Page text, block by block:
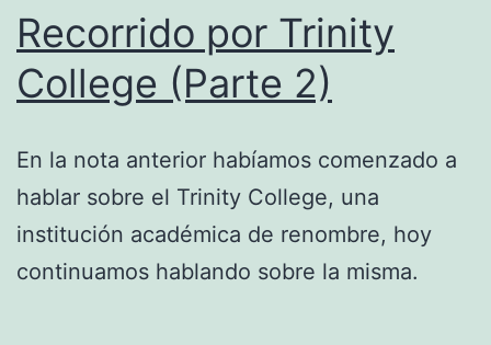
Recorrido por Trinity
College (Parte 2)
En la nota anterior habíamos comenzado a
hablar sobre el Trinity College, una
institución académica de renombre, hoy
continuamos hablando sobre la misma.